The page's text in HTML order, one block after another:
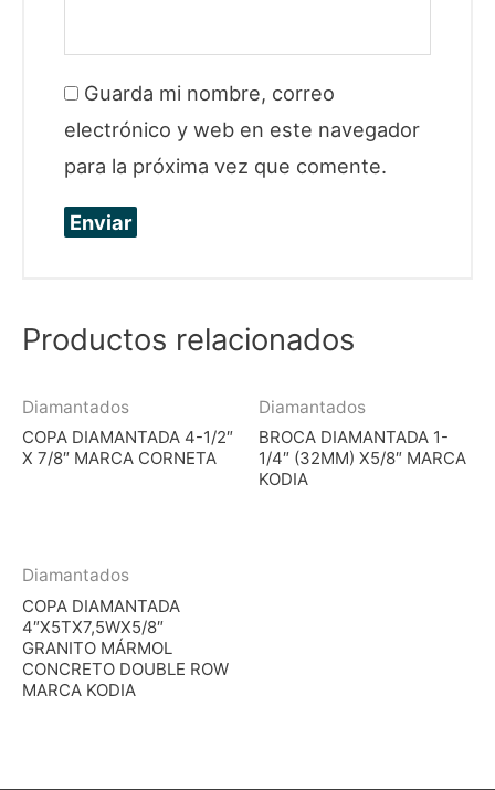
Guarda mi nombre, correo
electrónico y web en este navegador
para la próxima vez que comente.
Productos relacionados
Diamantados
COPA DIAMANTADA 4-1/2″
X 7/8″ MARCA CORNETA
Diamantados
BROCA DIAMANTADA 1-
1/4″ (32MM) X5/8″ MARCA
KODIA
Diamantados
COPA DIAMANTADA
4″X5TX7,5WX5/8″
GRANITO MÁRMOL
CONCRETO DOUBLE ROW
MARCA KODIA